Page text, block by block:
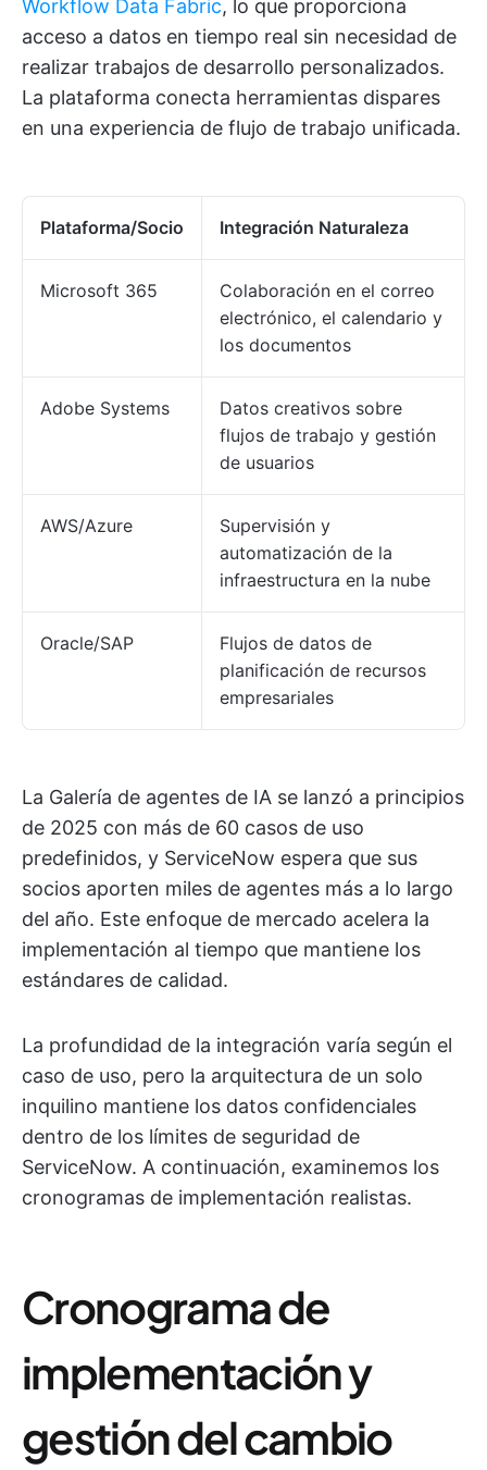
Workflow Data Fabric, lo que proporciona
acceso a datos en tiempo real sin necesidad de
realizar trabajos de desarrollo personalizados.
La plataforma conecta herramientas dispares
en una experiencia de flujo de trabajo unificada.
Plataforma/Socio Integración Naturaleza
Microsoft 365
Colaboración en el correo
electrónico, el calendario y
los documentos
Adobe Systems
Datos creativos sobre
flujos de trabajo y gestión
de usuarios
AWS/Azure
Supervisión y
automatización de la
infraestructura en la nube
Oracle/SAP
Flujos de datos de
planificación de recursos
empresariales
La Galería de agentes de IA se lanzó a principios
de 2025 con más de 60 casos de uso
predefinidos, y ServiceNow espera que sus
socios aporten miles de agentes más a lo largo
del año. Este enfoque de mercado acelera la
implementación al tiempo que mantiene los
estándares de calidad.
La profundidad de la integración varía según el
caso de uso, pero la arquitectura de un solo
inquilino mantiene los datos confidenciales
dentro de los límites de seguridad de
ServiceNow. A continuación, examinemos los
cronogramas de implementación realistas.
Cronograma de
implementación y
gestión del cambio